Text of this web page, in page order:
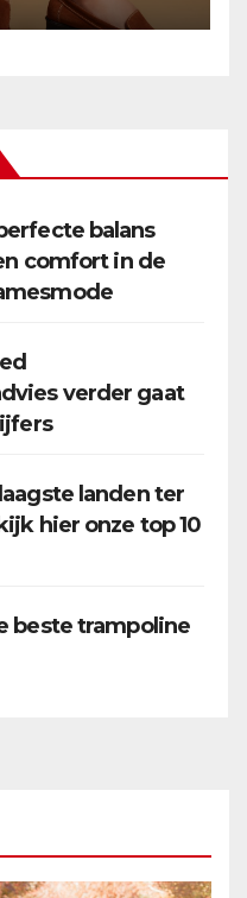
balans
comfort in de
verder gaat
landen ter
hier onze top 10
beste trampoline